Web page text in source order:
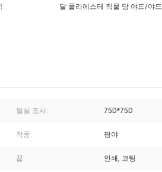
:
달 폴리에스테 직물 당 야드/야드
털실 조사: 75D*75D
작풍: 평야
끝: 인쇄, 코팅